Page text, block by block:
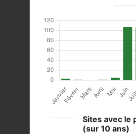
Sites avec le
(sur 10 ans)